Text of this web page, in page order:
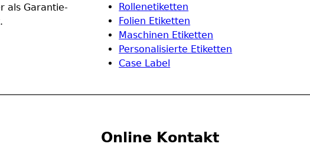
als Garantie-
Rollenetiketten
Folien Etiketten
Maschinen Etiketten
Personalisierte Etiketten
Case Label
Online Kontakt